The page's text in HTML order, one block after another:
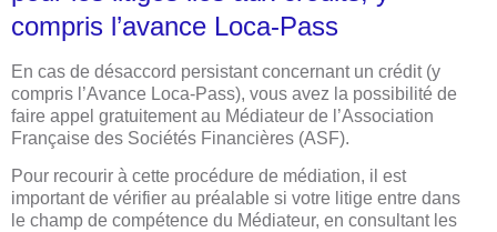
compris l’avance Loca-Pass
En cas de désaccord persistant concernant un crédit (y
compris l’Avance Loca-Pass), vous avez la possibilité de
faire appel gratuitement au Médiateur de l’Association
Française des Sociétés Financières (ASF).
Pour recourir à cette procédure de médiation, il est
important de vérifier au préalable si votre litige entre dans
le champ de compétence du Médiateur, en consultant les